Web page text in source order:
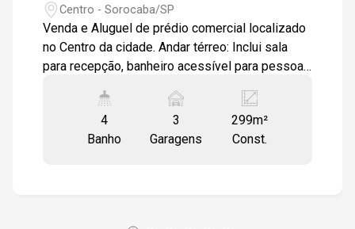
Centro - Sorocaba/SP
Venda e Aluguel de prédio comercial localizado
no Centro da cidade. Andar térreo: Inclui sala
para recepção, banheiro acessível para pessoas
cerâmico, subsolo com garagem para 3
veículos, banheiro e cozinha espaçosa. Primeiro
pavimento: Composto por 2 salas amplas e 2
4
Banho
3
Garagens
299m²
Const.